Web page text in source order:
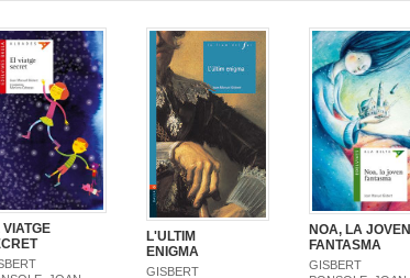
VIATGE
L'ULTIM
ENIGMA
GISBERT
NOA, LA JOVEN
FANTASMA
GISBERT